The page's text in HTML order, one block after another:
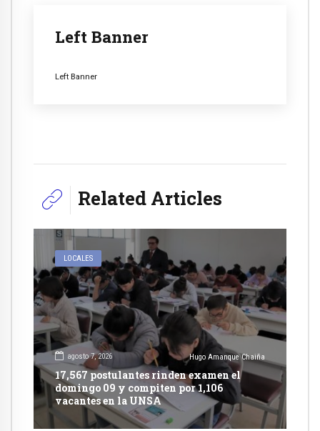
Left Banner
Left Banner
Related Articles
LOCALES
agosto 7, 2026 Hugo Amanque Chaiña
17,567 postulantes rinden examen el
domingo 09 y compiten por 1,106
vacantes en la UNSA